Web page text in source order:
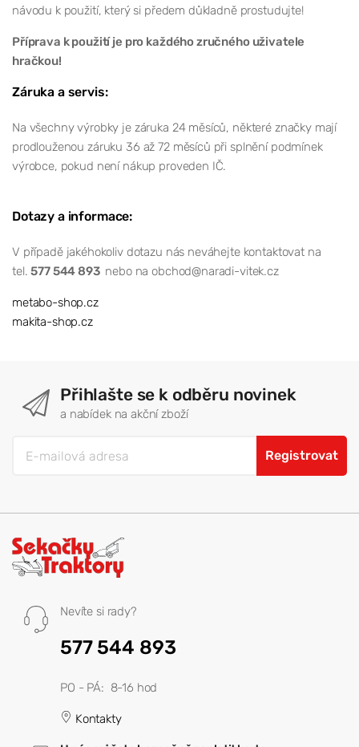
návodu k použití, který si předem důkladně prostudujte!
Příprava k použití je pro každého zručného uživatele
hračkou!
Záruka a servis:
Na všechny výrobky je záruka 24 měsíců, některé značky mají
prodlouženou záruku 36 až 72 měsíců při splnění podmínek
výrobce, pokud není nákup proveden IČ.
Dotazy a informace:
V případě jakéhokoliv dotazu nás neváhejte kontaktovat na
tel.577 544 893 nebo na obchod@naradi-vitek.cz
metabo-shop.cz
makita-shop.cz
Přihlašte se k odběru novinek
a nabídek na akční zboží
Registrovat
Nevíte si rady?
577 544 893
PO - PÁ: 8-16 hod
Kontakty